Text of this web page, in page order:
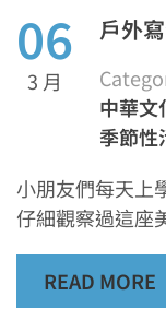
06
3 月
戶外
中華文
季節性
小朋友們每天上
仔細觀察過這座
READ MORE